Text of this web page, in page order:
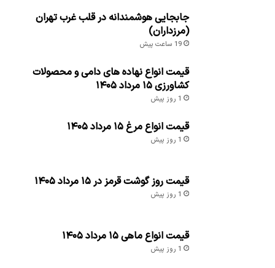
جابجایی هوشمندانه در قلب غرب تهران
(مرزداران)
19 ساعت پیش
قیمت انواع نهاده های دامی و محصولات
کشاورزی ۱۵ مرداد ۱۴۰۵
1 روز پیش
قیمت انواع مرغ ۱۵ مرداد ۱۴۰۵
1 روز پیش
قیمت روز گوشت قرمز در ۱۵ مرداد ۱۴۰۵
1 روز پیش
قیمت انواع ماهی ۱۵ مرداد ۱۴۰۵
1 روز پیش